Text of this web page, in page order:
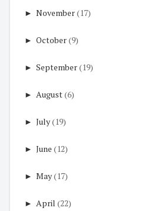
► November(17)
► October(9)
► September(19)
► August(6)
► July(19)
► June (12)
► May(17)
► April (22)